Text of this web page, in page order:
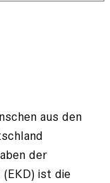
aus den
der
ist die